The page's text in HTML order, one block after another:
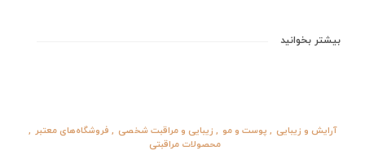
بیشتر بخوانید
آرایش و زیبایی , پوست و مو , زیبایی و مراقبت شخصی , فروشگاه‌های معتبر ,
محصولات مراقبتی